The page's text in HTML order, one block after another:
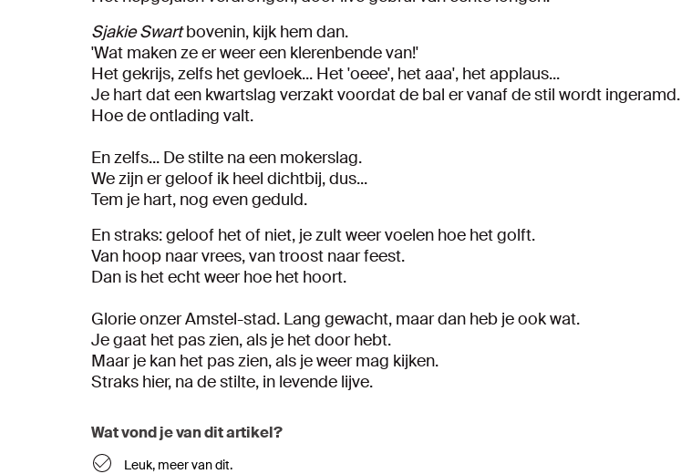
Sjakie Swartbovenin, kijk hem dan.
'Wat maken ze er weer een klerenbende van!'
Het gekrijs, zelfs het gevloek... Het 'oeee', het aaa', het applaus...
Je hart dat een kwartslag verzakt voordat de bal er vanaf de stil wordt ingeramd.
Hoe de ontlading valt.
En zelfs... De stilte na een mokerslag.
We zijn er geloof ik heel dichtbij, dus...
Tem je hart, nog even geduld.
En straks: geloof het of niet, je zult weer voelen hoe het golft.
Van hoop naar vrees, van troost naar feest.
Dan is het echt weer hoe het hoort.
Glorie onzer Amstel-stad. Lang gewacht, maar dan heb je ook wat.
Je gaat het pas zien, als je het door hebt.
Maar je kan het pas zien, als je weer mag kijken.
Straks hier, na de stilte, in levende lijve.
Wat vond je van dit artikel?
Leuk, meer van dit.